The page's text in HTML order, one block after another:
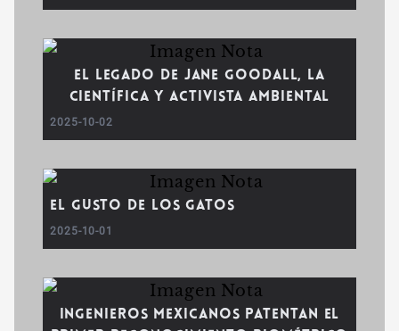
El legado de Jane Goodall, la
científica y activista ambiental
2025-10-02
El gusto de los gatos
2025-10-01
Ingenieros mexicanos patentan el